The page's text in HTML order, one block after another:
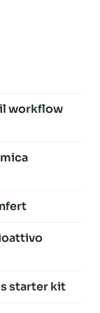
workflow
starter kit